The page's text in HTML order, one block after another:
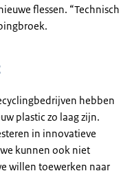
flessen. “Technisch
hebben
plastic zo laag zijn.
in innovatieve
kunnen ook niet
willen toewerken naar